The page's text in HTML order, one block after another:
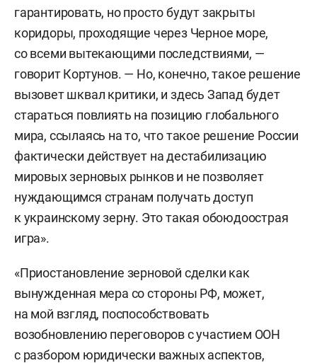
гарантировать, но просто будут закрыты
коридоры, проходящие через Черное море,
со всеми вытекающими последствиями, —
говорит Кортунов. — Но, конечно, такое решение
вызовет шквал критики, и здесь Запад будет
стараться повлиять на позицию глобального
мира, ссылаясь на то, что такое решение России
фактически действует на дестабилизацию
мировых зерновых рынков и не позволяет
нуждающимся странам получать доступ
к украинскому зерну. Это такая обоюдоострая
игра».
«Приостановление зерновой сделки как
вынужденная мера со стороны РФ, может,
на мой взгляд, поспособствовать
возобновлению переговоров с участием ООН
с разбором юридически важных аспектов,